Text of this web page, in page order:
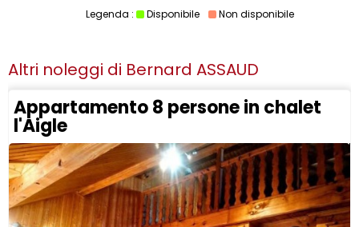
Legenda : Disponibile Non disponibile
Altri noleggi di Bernard ASSAUD
Appartamento 8 persone in chalet
l'Aigle